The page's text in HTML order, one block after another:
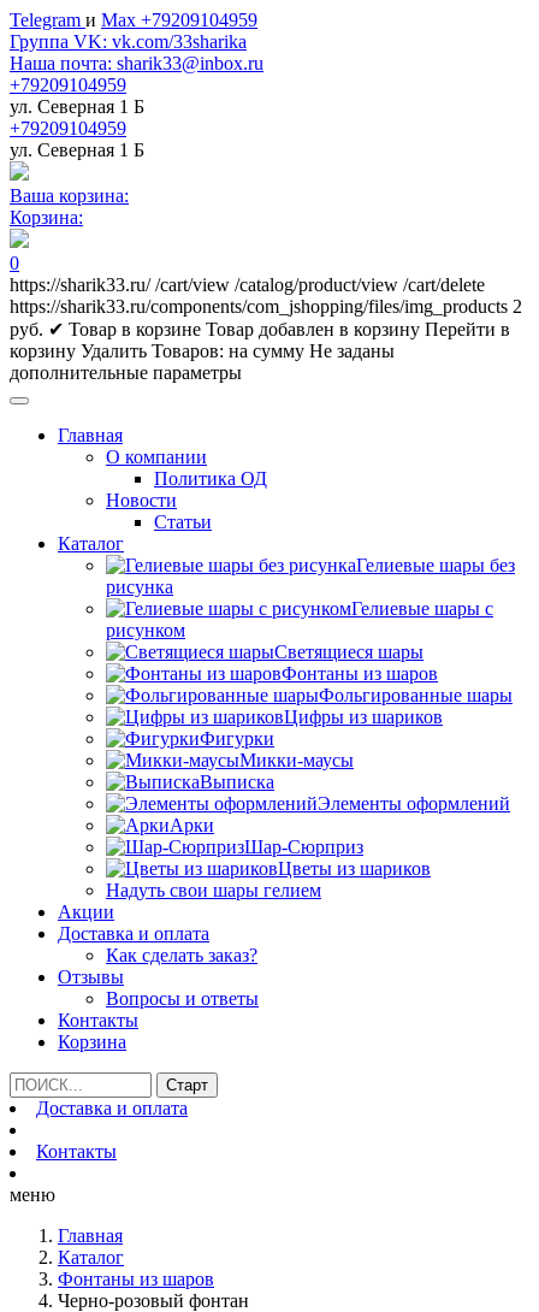
Telegram и Max +79209104959
Группа VK: vk.com/33sharika
Наша почта: sharik33@inbox.ru
+79209104959
ул. Северная 1 Б
+79209104959
ул. Северная 1 Б
Ваша корзина:
Корзина:
0
https://sharik33.ru/ /cart/view /catalog/product/view /cart/delete
https://sharik33.ru/components/com_jshopping/files/img_products 2
руб. ✔ Товар в корзине Товар добавлен в корзину Перейти в
корзину Удалить Товаров: на сумму Не заданы
дополнительные параметры
Главная
О компании
Политика ОД
Новости
Статьи
Каталог
Гелиевые шары без
рисунка
Гелиевые шары с
рисунком
Светящиеся шары
Фонтаны из шаров
Фольгированные шары
Цифры из шариков
Фигурки
Микки-маусы
Выписка
Элементы оформлений
Арки
Шар-Сюрприз
Цветы из шариков
Надуть свои шары гелием
Акции
Доставка и оплата
Как сделать заказ?
Отзывы
Вопросы и ответы
Контакты
Корзина
Доставка и оплата
Контакты
меню
Главная
Каталог
Фонтаны из шаров
Черно-розовый фонтан